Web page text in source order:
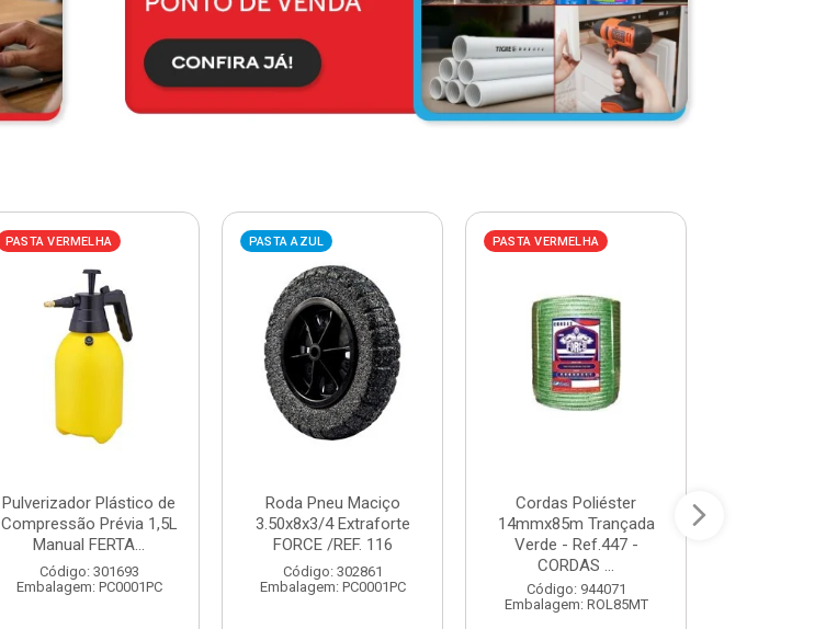
PASTA VERMELHA
Pulverizador Plástico de
Compressão Prévia 1,5L
Manual FERTA...
Código: 301693
Embalagem: PC0001PC
PASTA AZUL
Roda Pneu Maciço
3.50x8x3/4 Extraforte
FORCE /REF. 116
Código: 302861
Embalagem: PC0001PC
PASTA VERMELHA
Cordas Poliéster
14mmx85m Trançada
Verde - Ref.447 -
CORDAS ...
Código: 944071
Embalagem: ROL85MT